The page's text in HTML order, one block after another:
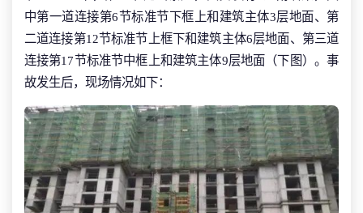
中第一道连接第6节标准节下框上和建筑主体3层地面、第
二道连接第12节标准节上框下和建筑主体6层地面、第三道
连接第17节标准节中框上和建筑主体9层地面（下图）。事
故发生后，现场情况如下：